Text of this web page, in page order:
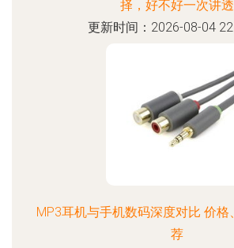
择，好不好一次讲透
更新时间：2026-08-04
MP3耳机与手机数码深度对比 价格
荐